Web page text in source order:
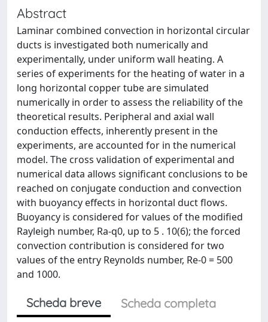
Abstract
Laminar combined convection in horizontal circular
ducts is investigated both numerically and
experimentally, under uniform wall heating. A
series of experiments for the heating of water in a
long horizontal copper tube are simulated
numerically in order to assess the reliability of the
theoretical results. Peripheral and axial wall
conduction effects, inherently present in the
experiments, are accounted for in the numerical
model. The cross validation of experimental and
numerical data allows significant conclusions to be
reached on conjugate conduction and convection
with buoyancy effects in horizontal duct flows.
Buoyancy is considered for values of the modified
Rayleigh number, Ra-q0, up to 5 . 10(6); the forced
convection contribution is considered for two
values of the entry Reynolds number, Re-0 = 500
and 1000.
Scheda breve
Scheda completa